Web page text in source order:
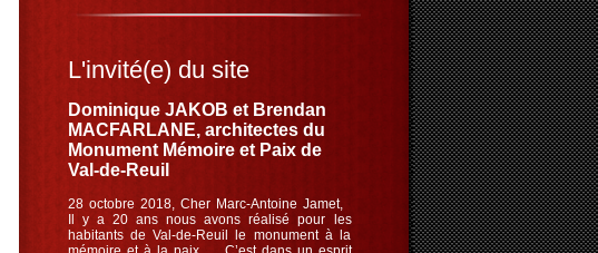
L'invité(e) du site
Dominique JAKOB et Brendan
MACFARLANE, architectes du
Monument Mémoire et Paix de
Val-de-Reuil
28 octobre 2018, Cher Marc-Antoine Jamet,
Il y a 20 ans nous avons réalisé pour les
habitants de Val-de-Reuil le monument à la